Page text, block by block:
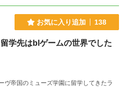
ぎて高校に行ってない事が分かり編入さ
返しをした。 そこから攻略キャラ達とラブ
！！
お気に入り追加 138
学先はblゲームの世界でした
ヴ帝国のミューズ学園に留学してきたラ